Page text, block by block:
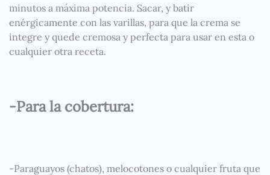
minutos a máxima potencia. Sacar, y batir
enérgicamente con las varillas, para que la crema se
integre y quede cremosa y perfecta para usar en esta o
cualquier otra receta.
-Para la cobertura:
-Paraguayos (chatos), melocotones o cualquier fruta que